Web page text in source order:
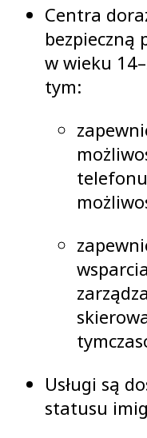
Centra
bezpieczną
w wieku
tym:
Usługi są
statusu